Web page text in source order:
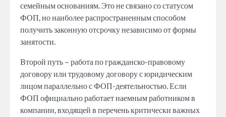
семейным основаниям. Это не связано со статусом
ФОП, но наиболее распространенным способом
получить законную отсрочку независимо от формы
занятости.
Второй путь – работа по гражданско-правовому
договору или трудовому договору с юридическим
лицом параллельно с ФОП-деятельностью. Если
ФОП официально работает наемным работником в
компании, входящей в перечень критически важных